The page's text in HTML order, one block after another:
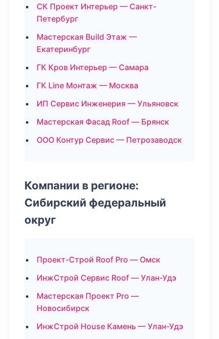
СК Проект Интерьер — Санкт-
Петербург
Мастерская Build Этаж —
Екатеринбург
ГК Кров Интерьер — Самара
ГК Line Монтаж — Москва
ИП Сервис Инженерия — Ульяновск
Мастерская Фасад Roof — Брянск
ООО Контур Сервис — Петрозаводск
Компании в регионе:
Сибирский федеральный
округ
Проект-Строй Roof Pro — Омск
ИнжСтрой Сервис Roof — Улан-Удэ
Мастерская Проект Pro —
Новосибирск
ИнжСтрой House Камень — Улан-Удэ